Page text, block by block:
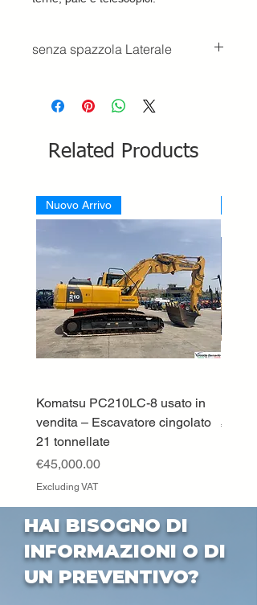
senza spazzola Laterale
Related Products
Nuovo Arrivo
Komatsu PC210LC-8 usato in
vendita – Escavatore cingolato
21 tonnellate
Price
€45,000.00
Excluding VAT
Price
HAI BISOGNO DI
INFORMAZIONI O DI
UN PREVENTIVO?